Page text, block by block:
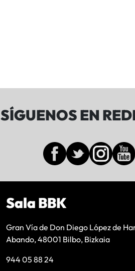
SÍGUENOS EN
Sala BBK
Gran Vía de Don Diego López de
Abando, 48001 Bilbo, Bizkaia
944 05 88 24